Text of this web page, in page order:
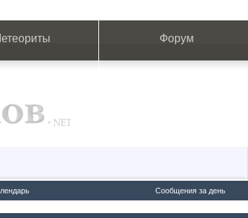
Форум
Сообщения за день